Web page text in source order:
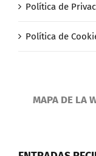
Política de
Política de
MAPA DE LA